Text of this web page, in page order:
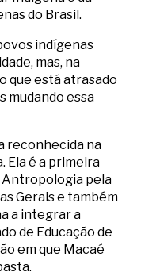
do Brasil.
indígenas
mas, na
que está atrasado
mudando essa
reconhecida na
Ela é a primeira
Antropologia pela
Gerais e também
a integrar a
de Educação de
em que Macaé